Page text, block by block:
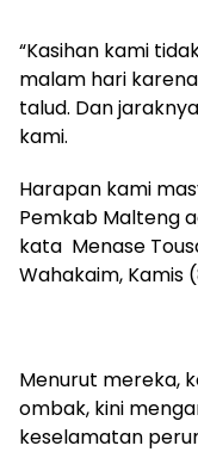
“Kasihan kami
malam hari
talud. Dan
kami.
Harapan kami
Pemkab Malteng
kata Menase
Wahakaim, Kamis
Menurut mereka,
ombak, kini
keselamatan